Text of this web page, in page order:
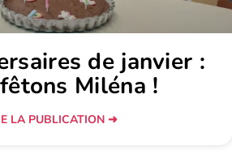
de janvier :
Miléna !
LA PUBLICATION ➜